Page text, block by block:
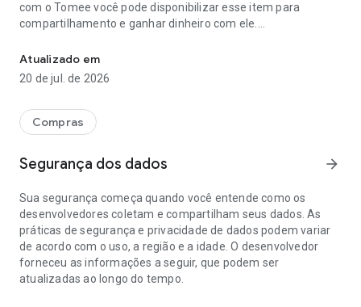
com o Tomee você pode disponibilizar esse item para
compartilhamento e ganhar dinheiro com ele.
como uma ferramenta para uma reforma ou um
equipamento para um evento, você pode encontrar no
Tomee alguém que está compartilhando exatamente o que
O aplicativo funciona de forma simples: quem tem itens
cadastra seus produtos, define o preço por dia e fica
uma busca, encontra o item ideal, faz o pedido e combina
compartilhar desde ferramentas até equipamentos
esportivos, eletrônicos ou qualquer outro item útil.
A grande vantagem do Tomee é que ele facilita todo o
processo. Você não precisa se preocupar com pagamentos
complicados, pois tudo é feito de forma segura através do
aplicativo. O sistema cuida da parte financeira, organiza os
Atualizado em
20 de jul. de 2026
Compras
Segurança dos dados arrow_forward
Sua segurança começa quando você entende como os
desenvolvedores coletam e compartilham seus dados. As
práticas de segurança e privacidade de dados podem variar
de acordo com o uso, a região e a idade. O desenvolvedor
forneceu as informações a seguir, que podem ser
atualizadas ao longo do tempo.